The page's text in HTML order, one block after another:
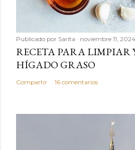
Publicado por Sarita noviembre 11, 2024
RECETA PARA LIMPIAR
HÍGADO GRASO
Compartir 16 comentarios